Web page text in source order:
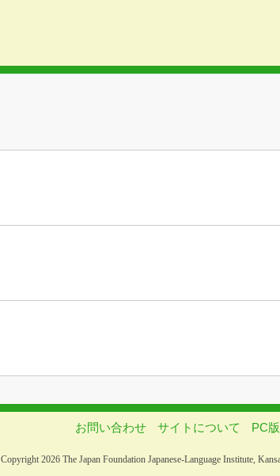
お問い合わせ サイトについて PC版
Copyright 2026 The Japan Foundation Japanese-Language Institute,